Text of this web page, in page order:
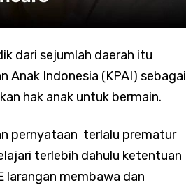
dari sejumlah daerah itu
Anak Indonesia (KPAI) sebagai
hak anak untuk bermain.
pernyataan terlalu prematur
terlebih dahulu ketentuan
larangan membawa dan